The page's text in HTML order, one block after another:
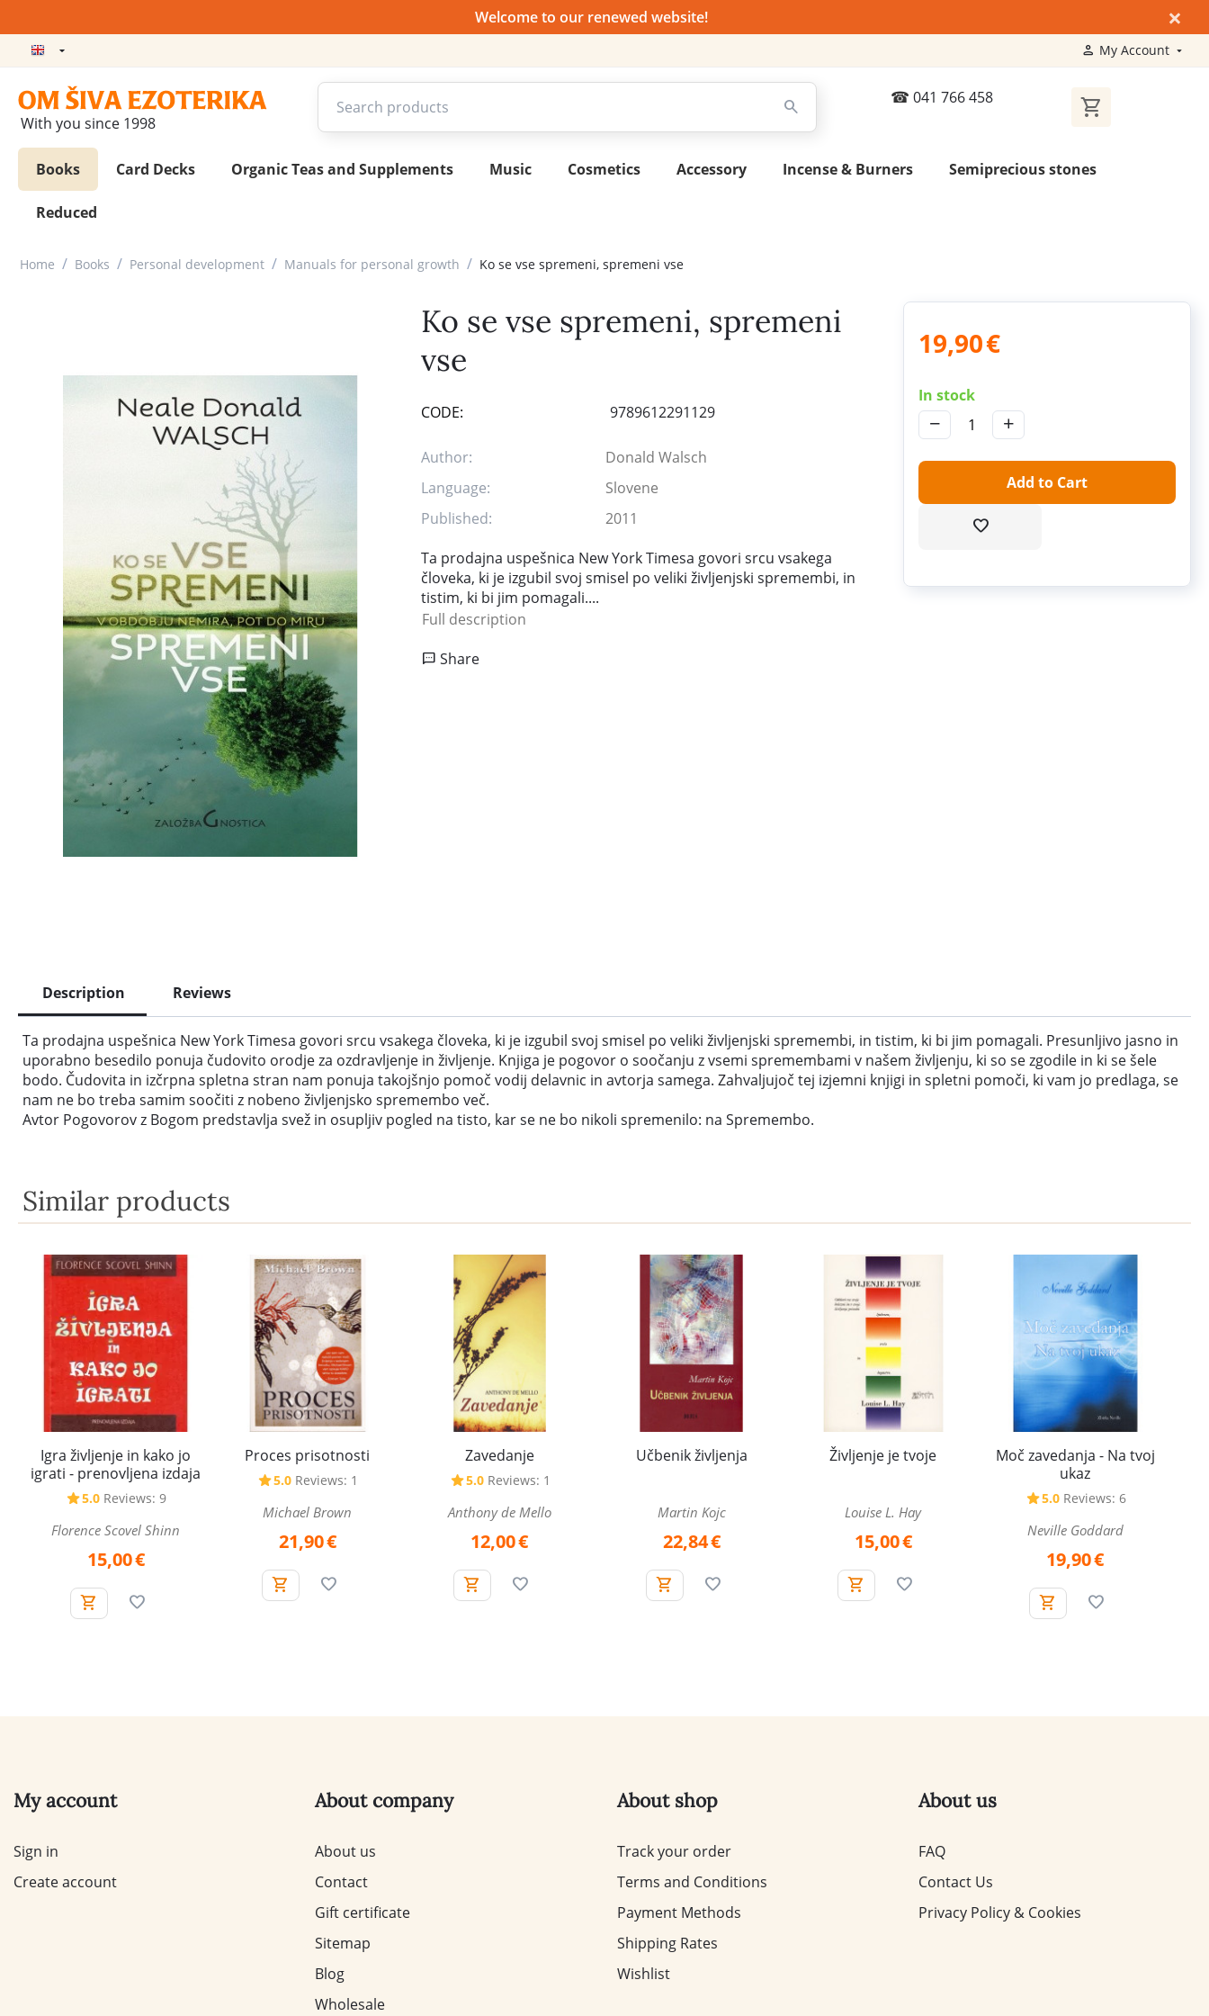
Welcome to our renewed website! ×
My Account
With you since 1998
041 766 458
Books Card Decks Organic Teas and Supplements Music Cosmetics Accessory Incense & Burners Semiprecious stones
Reduced
Home / Books / Personal development / Manuals for personal growth / Ko se vse spremeni, spremeni vse
Ko se vse spremeni, spremeni
vse
CODE: 9789612291129
Author:
Donald Walsch
Language:
Slovene
Published:
2011
Ta prodajna uspešnica New York Timesa govori srcu vsakega
človeka, ki je izgubil svoj smisel po veliki življenjski spremembi, in
tistim, ki bi jim pomagali....
Full description
19,90€
In stock
+
−
Add to Cart
Share
Description Reviews
Ta prodajna uspešnica New York Timesa govori srcu vsakega človeka, ki je izgubil svoj smisel po veliki življenjski spremembi, in tistim, ki bi jim pomagali. Presunljivo jasno in
uporabno besedilo ponuja čudovito orodje za ozdravljenje in življenje. Knjiga je pogovor o soočanju z vsemi spremembami v našem življenju, ki so se zgodile in ki se šele
bodo. Čudovita in izčrpna spletna stran nam ponuja takojšnjo pomoč vodij delavnic in avtorja samega. Zahvaljujoč tej izjemni knjigi in spletni pomoči, ki vam jo predlaga, se
nam ne bo treba samim soočiti z nobeno življenjsko spremembo več.
Avtor Pogovorov z Bogom predstavlja svež in osupljiv pogled na tisto, kar se ne bo nikoli spremenilo: na Spremembo.
Similar products
Igra življenje in kako jo
igrati - prenovljena izdaja
5.0 Reviews: 9
Florence Scovel Shinn
15,00€
Proces prisotnosti
5.0 Reviews: 1
Michael Brown
21,90€
Zavedanje
5.0 Reviews: 1
Anthony de Mello
12,00€
Učbenik življenja
Martin Kojc
22,84€
Življenje je tvoje
Louise L. Hay
15,00€
Moč zavedanja - Na tvoj
ukaz
5.0 Reviews: 6
Neville Goddard
19,90€
My account
Sign in
Create account
About company
About us
Contact
Gift certificate
Sitemap
Blog
Wholesale
About shop
Track your order
Terms and Conditions
Payment Methods
Shipping Rates
Wishlist
About us
FAQ
Contact Us
Privacy Policy & Cookies